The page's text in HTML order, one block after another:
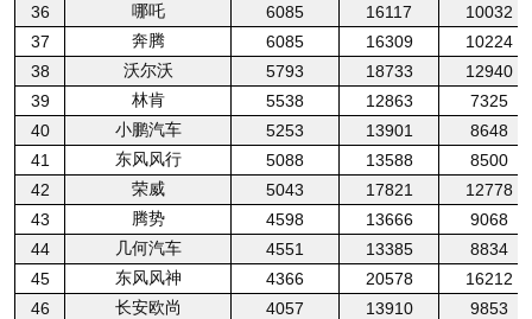
36
哪吒 6085 16117
10032
37
奔腾 6085 16309
10224
38
沃尔沃 5793 18733
12940
39
林肯 5538 12863
7325
40
小鹏汽车 5253 13901
8648
41
东风风行 5088 13588
8500
42
荣威 5043 17821
12778
43
腾势 4598 13666
9068
44
几何汽车 4551 13385
8834
45
东风风神 4366 20578
16212
46
长安欧尚 4057 13910
9853